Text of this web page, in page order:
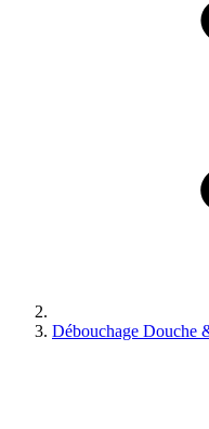
Débouchage Douche